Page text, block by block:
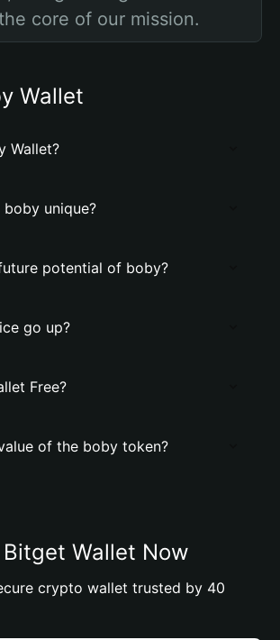
core of our mission.
Wallet
Wallet?
boby unique?
potential of boby?
go up?
Free?
of the boby token?
Wallet Now
crypto wallet trusted by 40